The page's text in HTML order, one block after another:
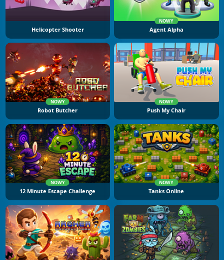
Helicopter Shooter
NOWY
Agent Alpha
NOWY
Robot Butcher
NOWY
Push My Chair
NOWY
12 Minute Escape Challenge
NOWY
Tanks Online